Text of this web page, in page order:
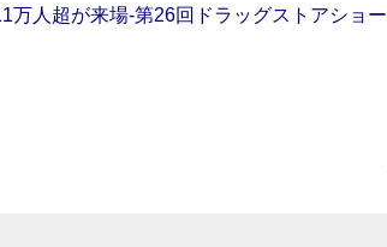
万人超が来場‐第26回ドラッグストアショー